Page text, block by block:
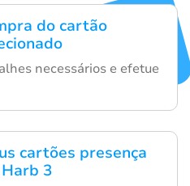
do cartão
necessários e efetue
cartões presença
3